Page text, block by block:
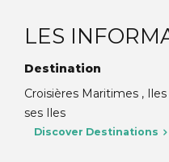
LES
Destination
Croisières Maritimes ,
ses Iles
Discover Destinations